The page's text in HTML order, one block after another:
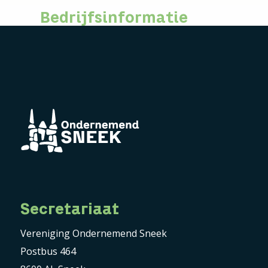
Bedrijfsinformatie
Secretariaat
Vereniging Ondernemend Sneek
Postbus 464